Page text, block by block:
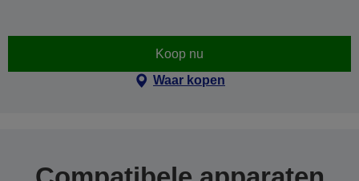
Koop nu
Waar kopen